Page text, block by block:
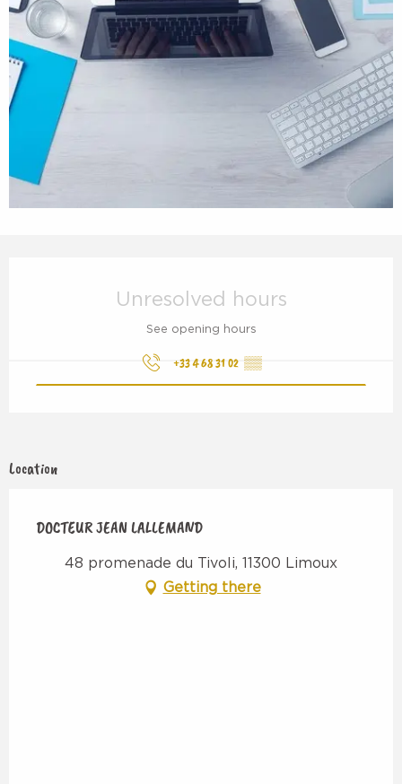
Unresolved hours
See opening hours
+33 4 68 31 02 ▒▒
Location
DOCTEUR JEAN LALLEMAND
48 promenade du Tivoli, 11300 Limoux
Getting there